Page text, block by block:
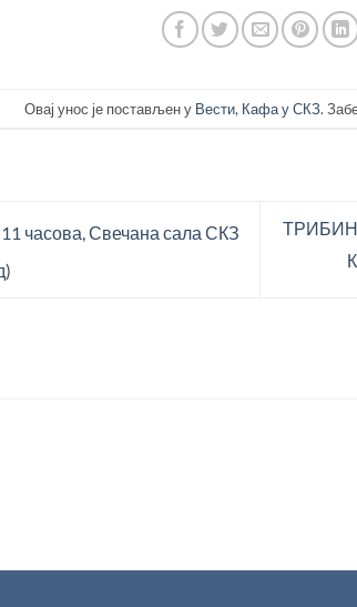
Овај унос је постављен у Вести, Кафа у СКЗ.
часова, Свечана сала СКЗ